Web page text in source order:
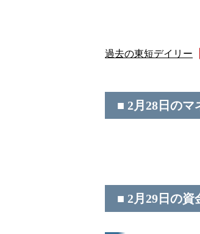
過去の東短デイリー
■ 2月28日のマ
■ 2月29日の資